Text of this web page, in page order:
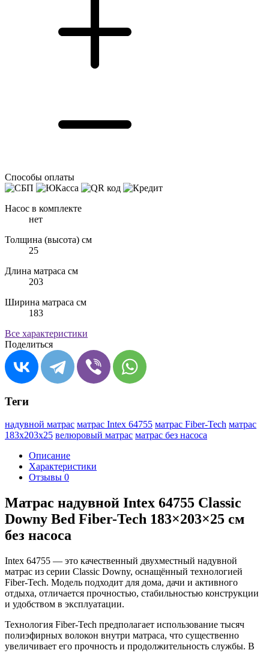
Способы оплаты
Насос в комплекте
нет
Толщина (высота) см
25
Длина матраса см
203
Ширина матраса см
183
Все характеристики
Поделиться
Теги
надувной матрас матрас Intex 64755 матрас Fiber-Tech матрас
183х203х25 велюровый матрас матрас без насоса
Описание
Характеристики
Отзывы 0
Матрас надувной Intex 64755 Classic
Downy Bed Fiber-Tech 183×203×25 см
без насоса
Intex 64755 — это качественный двухместный надувной
матрас из серии Classic Downy, оснащённый технологией
Fiber-Tech. Модель подходит для дома, дачи и активного
отдыха, отличается прочностью, стабильностью конструкции
и удобством в эксплуатации.
Технология Fiber-Tech предполагает использование тысяч
полиэфирных волокон внутри матраса, что существенно
увеличивает его прочность и продолжительность службы. В